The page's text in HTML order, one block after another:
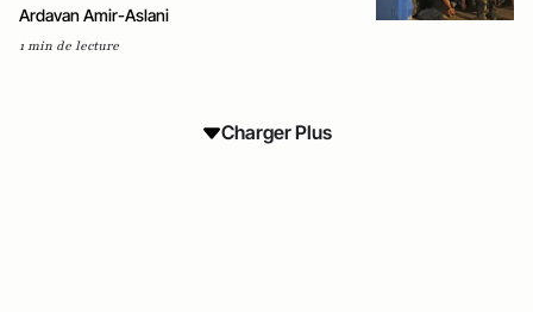
Ardavan Amir-Aslani
1 min de lecture
Charger Plus